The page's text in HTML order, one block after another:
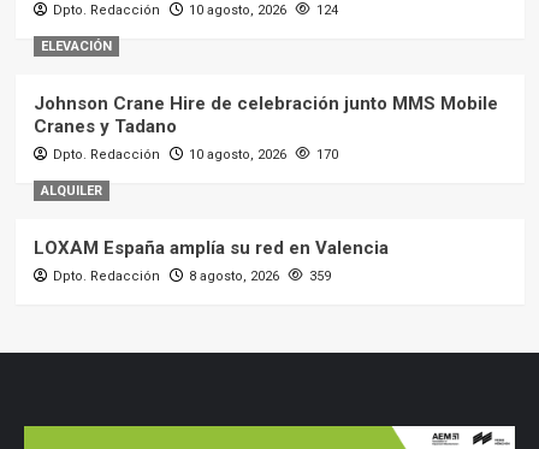
Dpto. Redacción 10 agosto, 2026 124
ELEVACIÓN
Johnson Crane Hire de celebración junto MMS Mobile
Cranes y Tadano
Dpto. Redacción 10 agosto, 2026 170
ALQUILER
LOXAM España amplía su red en Valencia
Dpto. Redacción 8 agosto, 2026 359